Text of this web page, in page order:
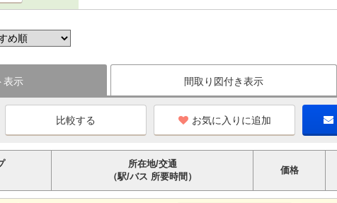
表示 間取り図付き表示
お気に入りに追加
所在地/交通
（駅/バス 所要時間）
価格